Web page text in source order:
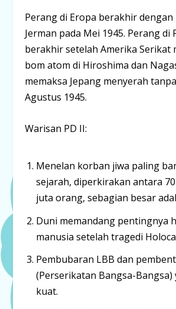
Perang di Eropa berakhir
Jerman pada Mei 1945. Perang di
berakhir setelah Amerika Serikat
bom atom di Hiroshima dan
memaksa Jepang menyerah
Agustus 1945.
Warisan PD II:
Menelan korban jiwa paling
sejarah, diperkirakan antara
juta orang, sebagian besar
Duni memandang pentingnya
manusia setelah tragedi
Pembubaran LBB dan
(Perserikatan Bangsa-Bangsa)
kuat.